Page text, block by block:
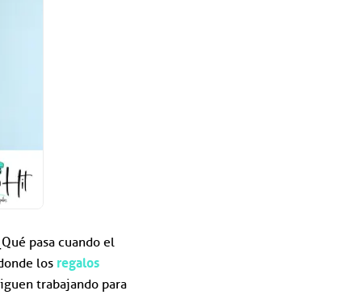
pasa cuando el
los regalos
trabajando para